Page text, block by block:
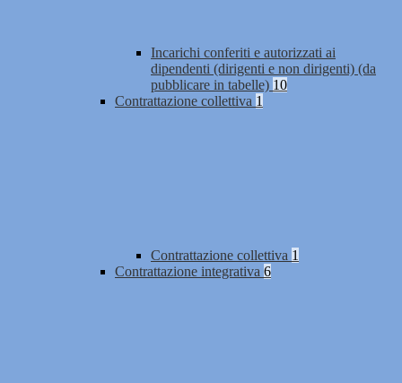
Incarichi conferiti e autorizzati ai
dipendenti (dirigenti e non dirigenti) (da
pubblicare in tabelle) 10
Contrattazione collettiva 1
Contrattazione collettiva 1
Contrattazione integrativa 6